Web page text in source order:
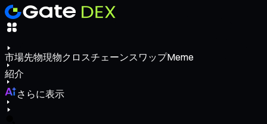
市場先物現物クロスチェーンスワップMeme
紹介
さらに表示